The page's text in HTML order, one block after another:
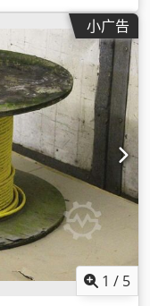
小广告
1 / 5